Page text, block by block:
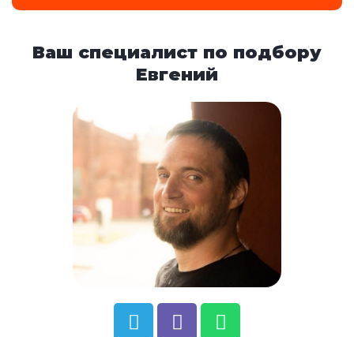
Ваш специалист по подбору
Евгений